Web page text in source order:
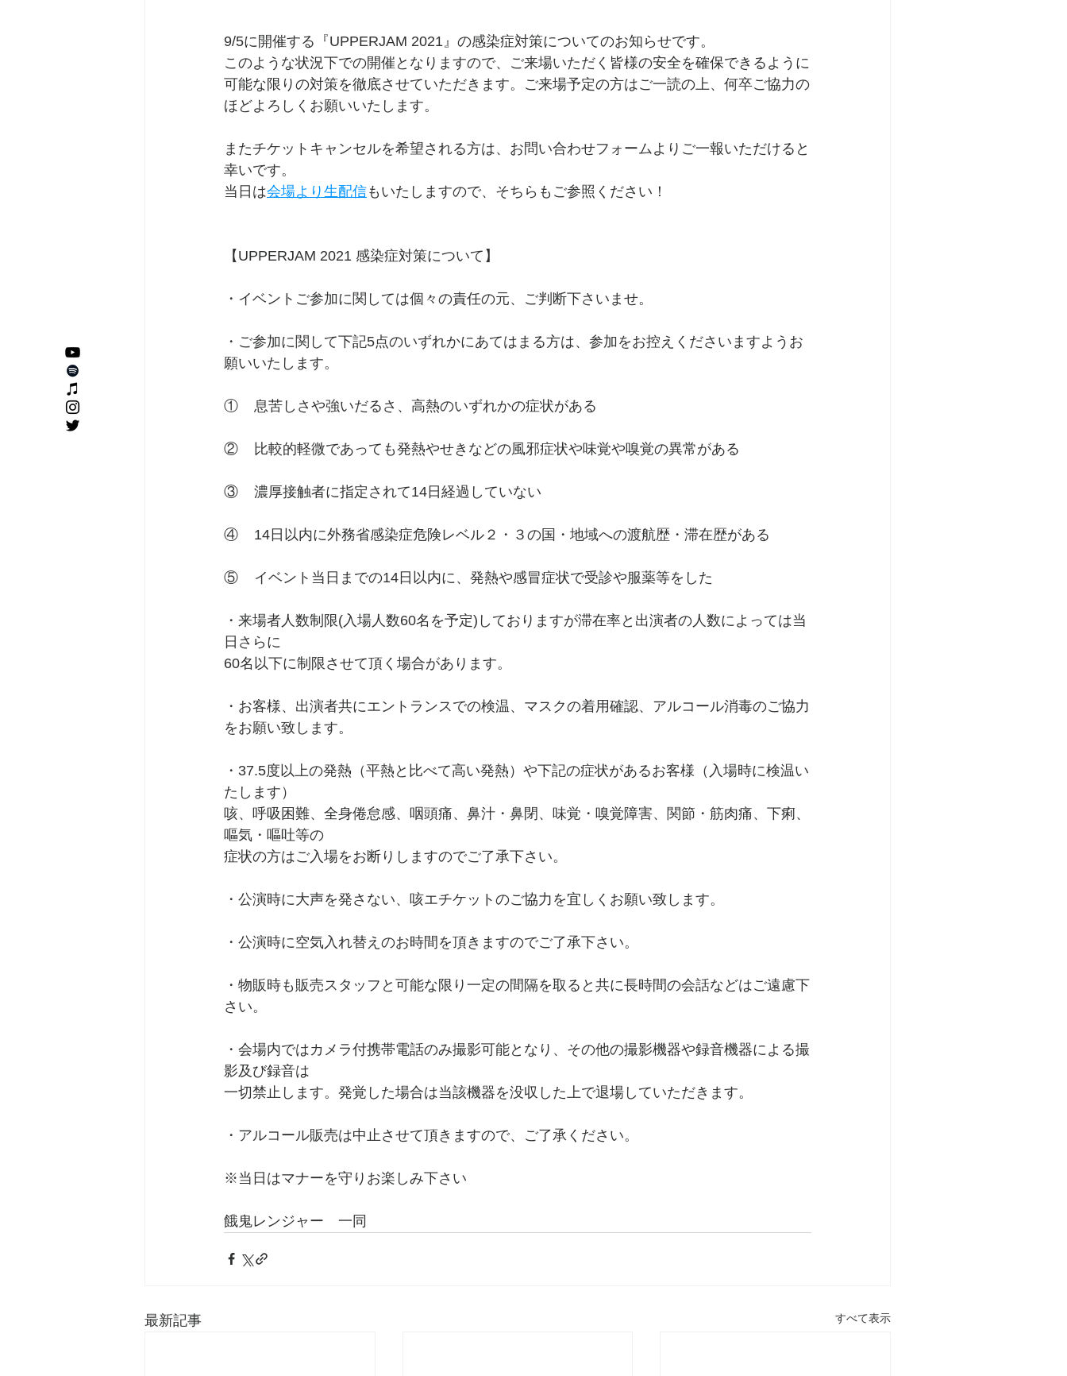
9/5に開催する『UPPERJAM 2021』の感染症対策についてのお知らせです。
このような状況下での開催となりますので、ご来場いただく皆様の安全を確保できるように
可能な限りの対策を徹底させていただきます。ご来場予定の方はご一読の上、何卒ご協力の
ほどよろしくお願いいたします。
またチケットキャンセルを希望される方は、お問い合わせフォームよりご一報いただけると
幸いです。
当日は会場より生配信もいたしますので、そちらもご参照ください！
【UPPERJAM 2021 感染症対策について】
・イベントご参加に関しては個々の責任の元、ご判断下さいませ。
・ご参加に関して下記5点のいずれかにあてはまる方は、参加をお控えくださいますようお
願いいたします。
①    息苦しさや強いだるさ、高熱のいずれかの症状がある
②    比較的軽微であっても発熱やせきなどの風邪症状や味覚や嗅覚の異常がある
③    濃厚接触者に指定されて14日経過していない
④    14日以内に外務省感染症危険レベル２・３の国・地域への渡航歴・滞在歴がある
⑤    イベント当日までの14日以内に、発熱や感冒症状で受診や服薬等をした
・来場者人数制限(入場人数60名を予定)しておりますが滞在率と出演者の人数によっては当
日さらに
60名以下に制限させて頂く場合があります。
・お客様、出演者共にエントランスでの検温、マスクの着用確認、アルコール消毒のご協力
をお願い致します。
・37.5度以上の発熱（平熱と比べて高い発熱）や下記の症状があるお客様（入場時に検温い
たします）
咳、呼吸困難、全身倦怠感、咽頭痛、鼻汁・鼻閉、味覚・嗅覚障害、関節・筋肉痛、下痢、
嘔気・嘔吐等の
症状の方はご入場をお断りしますのでご了承下さい。
・公演時に大声を発さない、咳エチケットのご協力を宜しくお願い致します。
・公演時に空気入れ替えのお時間を頂きますのでご了承下さい。
・物販時も販売スタッフと可能な限り一定の間隔を取ると共に長時間の会話などはご遠慮下
さい。
・会場内ではカメラ付携帯電話のみ撮影可能となり、その他の撮影機器や録音機器による撮
影及び録音は
一切禁止します。発覚した場合は当該機器を没収した上で退場していただきます。
・アルコール販売は中止させて頂きますので、ご了承ください。
※当日はマナーを守りお楽しみ下さい
餓鬼レンジャー　一同
最新記事 すべて表示